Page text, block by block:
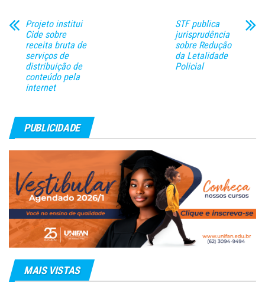
Projeto institui
Cide sobre
receita bruta de
serviços de
distribuição de
conteúdo pela
internet
STF publica
jurisprudência
sobre Redução
da Letalidade
Policial
PUBLICIDADE
MAIS VISTAS